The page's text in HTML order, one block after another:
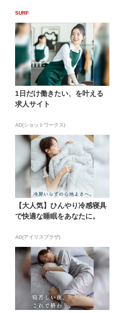
SURF
1日だけ働きたい、を叶える
求人サイト
AD(ショットワークス)
【大人気】ひんやり冷感寝具
で快適な睡眠をあなたに。
AD(アイリスプラザ)